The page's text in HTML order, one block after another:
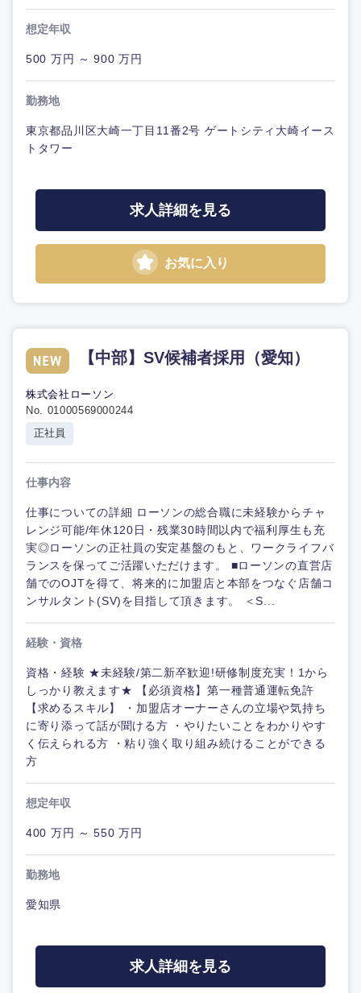
想定年収
500 万円 ～ 900 万円
勤務地
東京都品川区大崎一丁目11番2号 ゲートシティ大崎イース
トタワー
求人詳細を見る
お気に入り
【中部】SV候補者採用（愛知）
株式会社ローソン
No. 01000569000244
正社員
仕事内容
仕事についての詳細 ローソンの総合職に未経験からチャ
レンジ可能/年休120日・残業30時間以内で福利厚生も充
実◎ローソンの正社員の安定基盤のもと、ワークライフバ
ランスを保ってご活躍いただけます。 ■ローソンの直営店
舗でのOJTを得て、将来的に加盟店と本部をつなぐ店舗コ
ンサルタント(SV)を目指して頂きます。 ＜S...
経験・資格
資格・経験 ★未経験/第二新卒歓迎!研修制度充実！1から
しっかり教えます★ 【必須資格】第一種普通運転免許
【求めるスキル】 ・加盟店オーナーさんの立場や気持ち
に寄り添って話が聞ける方 ・やりたいことをわかりやす
く伝えられる方 ・粘り強く取り組み続けることができる
方
想定年収
400 万円 ～ 550 万円
勤務地
愛知県
求人詳細を見る